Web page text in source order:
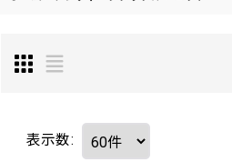
表示数: